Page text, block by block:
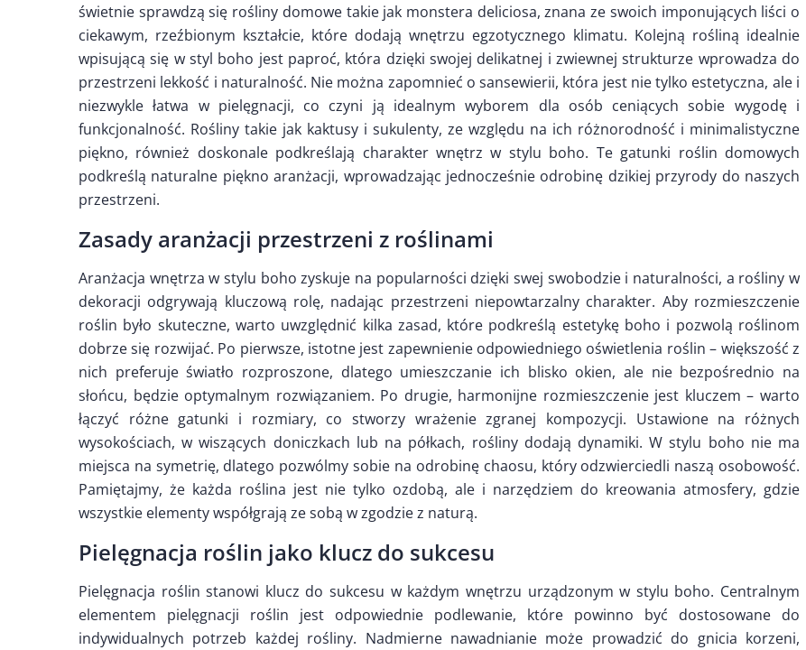
świetnie sprawdzą się rośliny domowe takie jak monstera deliciosa, znana ze swoich imponujących liści o
ciekawym, rzeźbionym kształcie, które dodają wnętrzu egzotycznego klimatu. Kolejną rośliną idealnie
wpisującą się w styl boho jest paproć, która dzięki swojej delikatnej i zwiewnej strukturze wprowadza do
przestrzeni lekkość i naturalność. Nie można zapomnieć o sansewierii, która jest nie tylko estetyczna, ale i
niezwykle łatwa w pielęgnacji, co czyni ją idealnym wyborem dla osób ceniących sobie wygodę i
funkcjonalność. Rośliny takie jak kaktusy i sukulenty, ze względu na ich różnorodność i minimalistyczne
piękno, również doskonale podkreślają charakter wnętrz w stylu boho. Te gatunki roślin domowych
podkreślą naturalne piękno aranżacji, wprowadzając jednocześnie odrobinę dzikiej przyrody do naszych
przestrzeni.
Zasady aranżacji przestrzeni z roślinami
Aranżacja wnętrza w stylu boho zyskuje na popularności dzięki swej swobodzie i naturalności, a rośliny w
dekoracji odgrywają kluczową rolę, nadając przestrzeni niepowtarzalny charakter. Aby rozmieszczenie
roślin było skuteczne, warto uwzględnić kilka zasad, które podkreślą estetykę boho i pozwolą roślinom
dobrze się rozwijać. Po pierwsze, istotne jest zapewnienie odpowiedniego oświetlenia roślin – większość z
nich preferuje światło rozproszone, dlatego umieszczanie ich blisko okien, ale nie bezpośrednio na
słońcu, będzie optymalnym rozwiązaniem. Po drugie, harmonijne rozmieszczenie jest kluczem – warto
łączyć różne gatunki i rozmiary, co stworzy wrażenie zgranej kompozycji. Ustawione na różnych
wysokościach, w wiszących doniczkach lub na półkach, rośliny dodają dynamiki. W stylu boho nie ma
miejsca na symetrię, dlatego pozwólmy sobie na odrobinę chaosu, który odzwierciedli naszą osobowość.
Pamiętajmy, że każda roślina jest nie tylko ozdobą, ale i narzędziem do kreowania atmosfery, gdzie
wszystkie elementy współgrają ze sobą w zgodzie z naturą.
Pielęgnacja roślin jako klucz do sukcesu
Pielęgnacja roślin stanowi klucz do sukcesu w każdym wnętrzu urządzonym w stylu boho. Centralnym
elementem pielęgnacji roślin jest odpowiednie podlewanie, które powinno być dostosowane do
indywidualnych potrzeb każdej rośliny. Nadmierne nawadnianie może prowadzić do gnicia korzeni,